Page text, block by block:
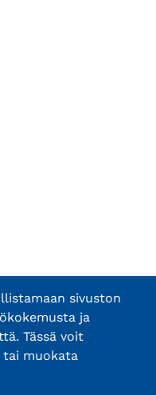
sivuston
ja
Tässä voit
tai muokata